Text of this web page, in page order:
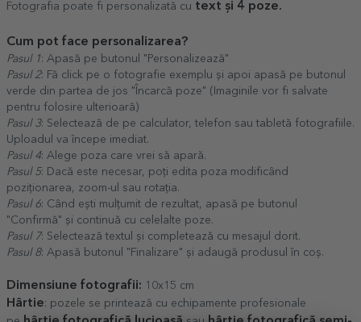
Fotografia poate fi personalizată cu text și 4 poze.
Cum pot face personalizarea?
Pasul 1: Apasă pe butonul "Personalizează"
Pasul 2: Fă click pe o fotografie exemplu și apoi apasă pe butonul
verde din partea de jos "Încarcă poze" (Imaginile vor fi salvate
pentru folosire ulterioară)
Pasul 3: Selectează de pe calculator, telefon sau tabletă fotografiile.
Uploadul va începe imediat.
Pasul 4: Alege poza care vrei să apară.
Pasul 5: Dacă este necesar, poți edita poza modificând
poziționarea, zoom-ul sau rotația.
Pasul 6: Când ești mulțumit de rezultat, apasă pe butonul
"Confirmă" și continuă cu celelalte poze.
Pasul 7: Selectează textul și completează cu mesajul dorit.
Pasul 8: Apasă butonul "Finalizare" și adaugă produsul în coș.
Dimensiune fotografii: 10x15 cm
Hârtie: pozele se printează cu echipamente profesionale